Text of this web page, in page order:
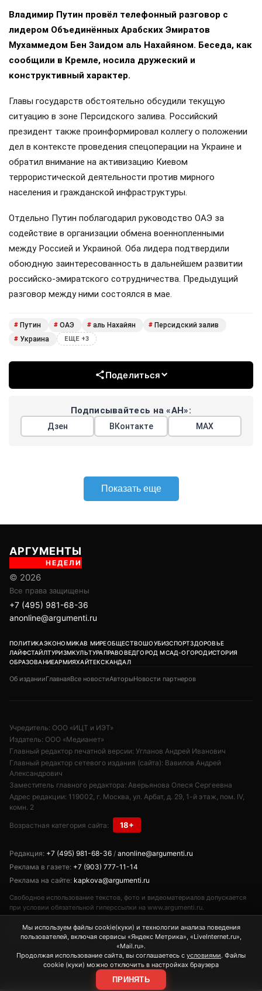
Владимир Путин провёл телефонный разговор с
лидером Объединённых Арабских Эмиратов
Мухаммедом Бен Заидом аль Нахайяном. Беседа, как
сообщили в Кремле, носила дружеский и
конструктивный характер.
Главы государств обстоятельно обсудили текущую
ситуацию в зоне Персидского залива. Российский
президент также проинформировал коллегу о положении
дел в контексте проведения спецоперации на Украине и
обратил внимание на активизацию Киевом
террористической деятельности против мирного
населения и гражданской инфраструктуры.
Отдельно Путин поблагодарил руководство ОАЭ за
содействие в организации обмена военнопленными
между Россией и Украиной. Оба лидера подтвердили
обоюдную заинтересованность в дальнейшем развитии
российско-эмиратского сотрудничества. Предыдущий
разговор между ними состоялся в мае.
# Путин # ОАЭ # аль Нахайян # Персидский залив
# Украина ЕЩЕ +3
Поделиться
Подписывайтесь на «АН»:
Дзен ВКонтакте МАХ
Показать еще
АРГУМЕНТЫ
НЕДЕЛИ
© 2026
Все права защищены
+7 (495) 981-68-36
anonline@argumenti.ru
ПОЛИТИКАЭКОНОМИКАВ МИРЕОБЩЕСТВОШОУБИЗСПОРТЗДОРОВЬЕ
ЛАЙФСТАЙЛТУРИЗМКУЛЬТУРАПРАВОВЕДГОРОД МСАД-ОГОРОДИСТОРИЯ
ОБРАЗОВАНИЕАРМИЯХАЙТЕКСКАНДАЛ
Об изданииГлавнаяВсе новостиАвторыНовости партнеров
Учредитель: ООО «ИЦТ и ИЭТ»
Издатель: ООО «Медианет»
Главный редактор печатной версии: Угланов Андрей Иванович
Главный редактор сетевого издания (сайта): Вавилов Андрей
Александрович
Заместитель главного редактора: Аверьянова Олеся Сергеевна
Адрес редакции: 119002, г. Москва, ул. Арбат, д. 29, 1-й этаж, пом. IV,
комн. 2
Возрастная категория сайта: 18+
Редакция: +7 (495) 981-68-36 / anonline@argumenti.ru
Реклама в газете: +7 (903) 777-11-14
Реклама на сайте: kapkova@argumenti.ru
Свободное использование текстов, фото и видеоматериалов допускается
при условии обязательной гиперссылки на www.argumenti.ru.
Использование в печатных СМИ — только с письменного разрешения.
Сетевое издание «Аргументы недели». Реестровая запись ЭЛ № ФС77-
85253 от 10.05.2023.
Мы используем файлы cookie(куки) и технологии анализа поведения
пользователей, включая сервисы «Яндекс Метрика», «LiveInternet.ru»,
«Mail.ru».
Продолжая использование сайта, вы соглашаетесь с условиями. Файлы
cookie (куки) можно отключить в настройках браузера
ПРИНЯТЬ